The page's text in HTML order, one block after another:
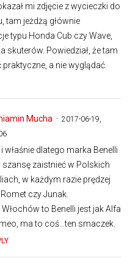
mi zdjęcie z wycieczki do
tam jeżdżą głównie
typu Honda Cub czy Wave,
skuterów. Powiedział, że tam
praktyczne, a nie wyglądać.
Mucha
2017-06-19,
i właśnie dlatego marka Benelli
szansę zaistnieć w Polskich
w każdym razie prędzej
czy Junak.
Włochów to Benelli jest jak Alfa
ma to coś…ten smaczek.